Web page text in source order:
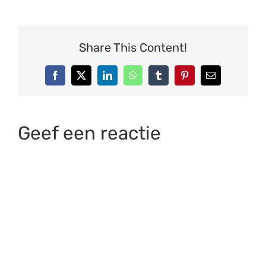
Share This Content!
Facebook
X LinkedInWhatsAppTumblrPinterest
E-
mail
Geef een reactie